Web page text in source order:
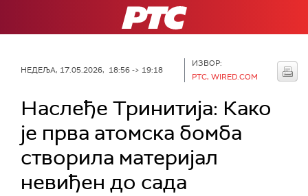
РТС
НЕДЕЉА, 17.05.2026, 18:56 -> 19:18
ИЗВОР:
РТС, WIRED.COM
Наслеђе Тринитија: Како
је прва атомска бомба
створила материјал
невиђен до сада